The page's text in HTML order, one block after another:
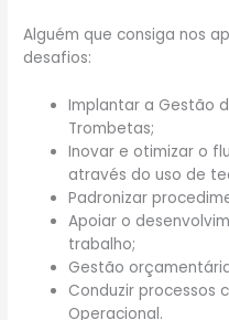
Alguém que consiga nos
desafios:
Implantar a Gestão
Trombetas;
Inovar e otimizar o
através do uso de
Padronizar
Apoiar o
trabalho;
Gestão
Conduzir processos
Operacional.